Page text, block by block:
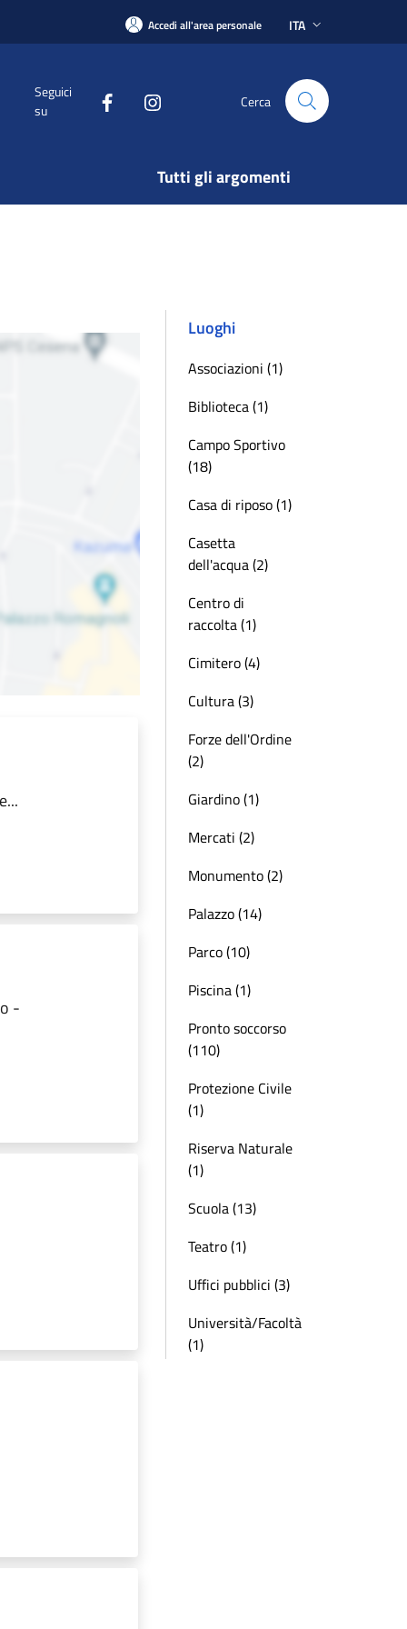
Accedi all'area personale ITA
Seguici
su
Cerca
Tutti gli argomenti
-
Luoghi
Associazioni (1)
Biblioteca (1)
Campo Sportivo
(18)
Casa di riposo (1)
Casetta
dell'acqua (2)
Centro di
raccolta (1)
Cimitero (4)
Cultura (3)
Forze dell'Ordine
(2)
Giardino (1)
Mercati (2)
Monumento (2)
Palazzo (14)
Parco (10)
Piscina (1)
Pronto soccorso
(110)
Protezione Civile
(1)
Riserva Naturale
(1)
Scuola (13)
Teatro (1)
Uffici pubblici (3)
Università/Facoltà
(1)